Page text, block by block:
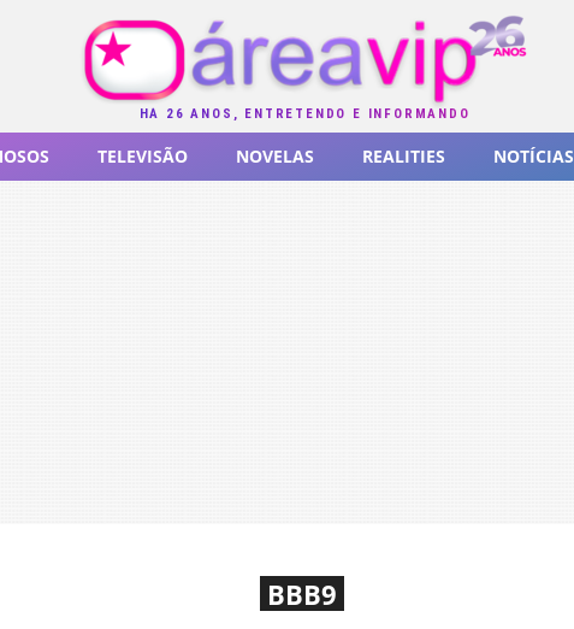
HÁ 26 ANOS, ENTRETENDO E INFORMANDO
TELEVISÃO NOVELAS REALITIES NOTÍCIAS
BBB9